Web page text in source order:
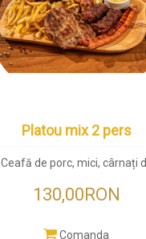
Platou mix 2 pers
Ceafă de porc, mici, cârnați d..
130,00RON
Comanda